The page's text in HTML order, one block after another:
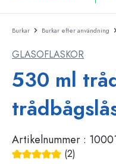
Flaskor
Porslin
Burkar Burkar efter användning
GLASOFLASKOR
530 ml
Artikelnummer :
(2)